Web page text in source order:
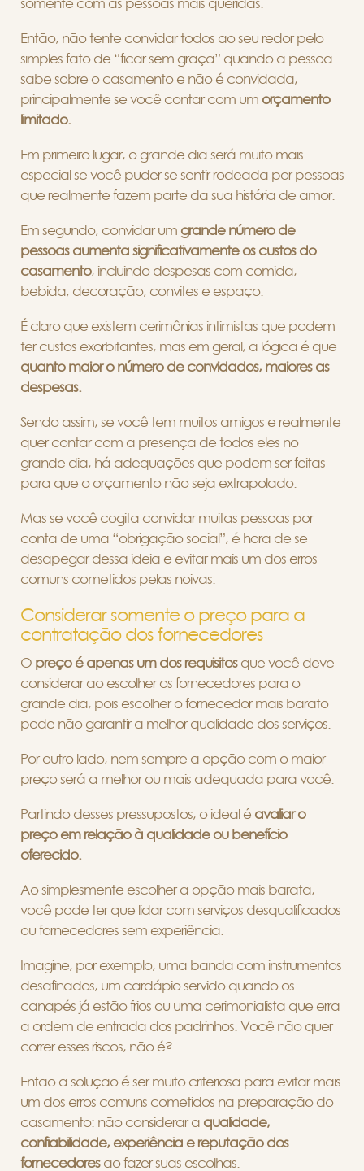
somente com as pessoas mais queridas.
Então, não tente convidar todos ao seu redor pelo
simples fato de “ficar sem graça” quando a pessoa
sabe sobre o casamento e não é convidada,
principalmente se você contar com um orçamento
limitado.
Em primeiro lugar, o grande dia será muito mais
especial se você puder se sentir rodeada por pessoas
que realmente fazem parte da sua história de amor.
Em segundo, convidar um grande número de
pessoas aumenta significativamente os custos do
casamento, incluindo despesas com comida,
bebida, decoração, convites e espaço.
É claro que existem cerimônias intimistas que podem
ter custos exorbitantes, mas em geral, a lógica é que
quanto maior o número de convidados, maiores as
despesas.
Sendo assim, se você tem muitos amigos e realmente
quer contar com a presença de todos eles no
grande dia, há adequações que podem ser feitas
para que o orçamento não seja extrapolado.
Mas se você cogita convidar muitas pessoas por
conta de uma “obrigação social”, é hora de se
desapegar dessa ideia e evitar mais um dos erros
comuns cometidos pelas noivas.
Considerar somente o preço para a
contratação dos fornecedores
O preço é apenas um dos requisitosque você deve
considerar ao escolher os fornecedores para o
grande dia, pois escolher o fornecedor mais barato
pode não garantir a melhor qualidade dos serviços.
Por outro lado, nem sempre a opção com o maior
preço será a melhor ou mais adequada para você.
Partindo desses pressupostos, o ideal é avaliar o
preço em relação à qualidade ou benefício
oferecido.
Ao simplesmente escolher a opção mais barata,
você pode ter que lidar com serviços desqualificados
ou fornecedores sem experiência.
Imagine, por exemplo, uma banda com instrumentos
desafinados, um cardápio servido quando os
canapés já estão frios ou uma cerimonialista que erra
a ordem de entrada dos padrinhos. Você não quer
correr esses riscos, não é?
Então a solução é ser muito criteriosa para evitar mais
um dos erros comuns cometidos na preparação do
casamento: não considerar a qualidade,
confiabilidade, experiência e reputação dos
fornecedores ao fazer suas escolhas.